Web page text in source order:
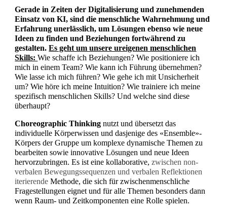
Gerade in Zeiten der Digitalisierung und zunehmenden
Einsatz von KI, sind die menschliche Wahrnehmung und
Erfahrung unerlässlich, um Lösungen ebenso wie neue
Ideen zu finden und Beziehungen fortwährend zu
gestalten.Es geht um unsere ureigenen menschlichen
Skills:Wie schaffe ich Beziehungen? Wie positioniere ich
mich in einem Team? Wie kann ich Führung übernehmen?
Wie lasse ich mich führen? Wie gehe ich mit Unsicherheit
um? Wie höre ich meine Intuition? Wie trainiere ich meine
spezifisch menschlichen Skills? Und welche sind diese
überhaupt?
Choreographic Thinkingnutzt und übersetzt das
individuelle Körperwissen und dasjenige des «Ensemble»-
Körpers der Gruppe um komplexe dynamische Themen zu
bearbeiten sowie innovative Lösungen und neue Ideen
hervorzubringen. Es ist eine kollaborative,zwischen non-
verbalen Bewegungssequenzen und verbalen Reflektionen
iterierendeMethode, die sich für zwischenmenschliche
Fragestellungen eignet und für alle Themen besonders dann
wenn Raum- und Zeitkomponenten eine Rolle spielen.